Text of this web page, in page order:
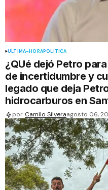
ÚLTIMA-HORAPOLÍTICA
¿QUé dejó Petro
de incertidumbre y
legado que deja
hidrocarburos en
por Camilo Silveraagosto 06,